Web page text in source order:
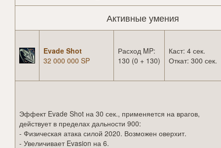
Активные умения
Evade Shot
32 000 000 SP
Расход MP:
130 (0 + 130)
Каст: 4 сек.
Откат: 300 сек.
Эффект Evade Shot на 30 сек., применяется на врагов,
действует в пределах дальности 900:
- Физическая атака силой 2020. Возможен оверхит.
- Увеличивает Evasion на 6.